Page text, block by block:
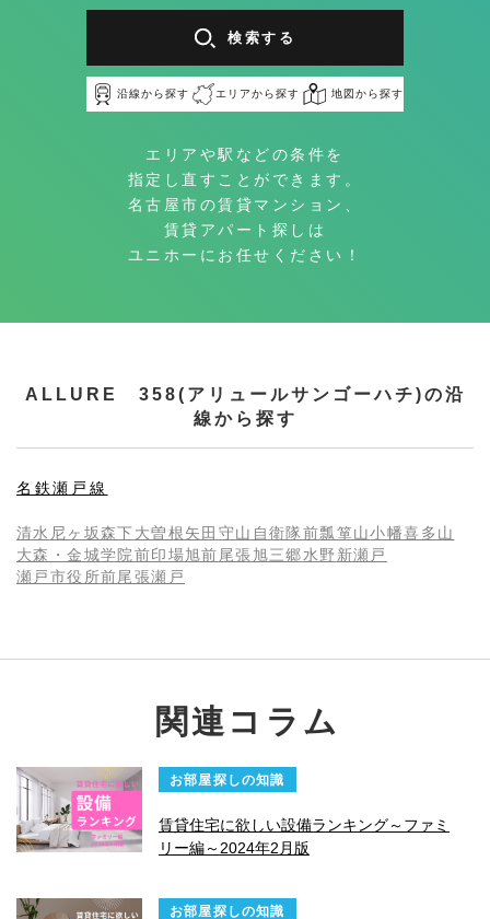
検索する
沿線から探す エリアから探す 地図から探す
エリアや駅などの条件を
指定し直すことができます。
名古屋市の賃貸マンション、
賃貸アパート探しは
ユニホーにお任せください！
ALLURE 358(アリュールサンゴーハチ)の沿
線から探す
名鉄瀬戸線
清水 尼ヶ坂森下大曽根矢田 守山自衛隊前瓢箪山小幡喜多山
大森・金城学院前印場旭前尾張旭三郷水野 新瀬戸
瀬戸市役所前尾張瀬戸
関連コラム
お部屋探しの知識
賃貸住宅に欲しい設備ランキング～ファミ
リー編～2024年2月版
お部屋探しの知識